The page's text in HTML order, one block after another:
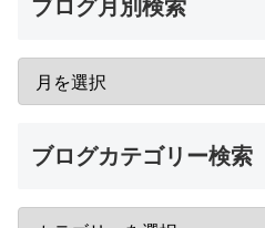
ブログ月別検索
ブログカテゴリー検索